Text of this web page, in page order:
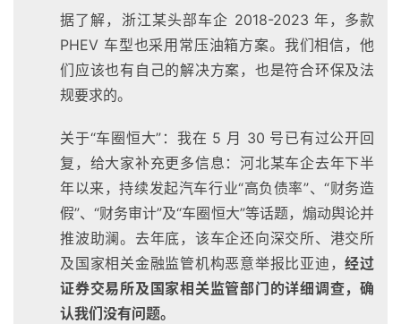
据了解，浙江某头部车企 2018-2023 年，多款
PHEV 车型也采用常压油箱方案。我们相信，他
们应该也有自己的解决方案，也是符合环保及法
规要求的。
关于“车圈恒大”：我在 5 月 30 号已有过公开回
复，给大家补充更多信息：河北某车企去年下半
年以来，持续发起汽车行业“高负债率”、“财务造
假”、“财务审计”及“车圈恒大”等话题，煽动舆论并
推波助澜。去年底，该车企还向深交所、港交所
及国家相关金融监管机构恶意举报比亚迪，经过
证券交易所及国家相关监管部门的详细调查，确
认我们没有问题。